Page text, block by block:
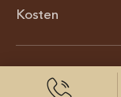
Kosten
Über uns